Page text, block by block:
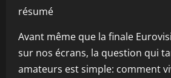
résumé
Avant même que la finale
sur nos écrans, la question qui
amateurs est simple: comment